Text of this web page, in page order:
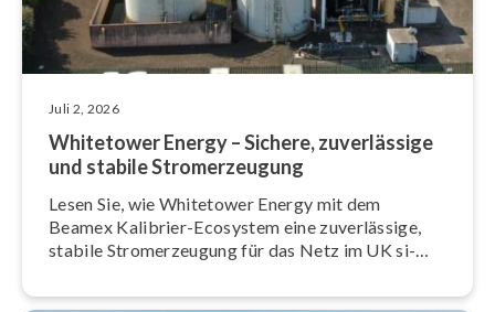
Juli 2, 2026
Whitetower Energy – Sichere, zu­ver­läs­si­ge
und stabile Strom­erzeu­gung
Lesen Sie, wie Whitetower Energy mit dem
Beamex Kalibrier-Ecosystem eine zu­ver­läs­si­ge,
stabile Strom­erzeu­gung für das Netz im UK si­